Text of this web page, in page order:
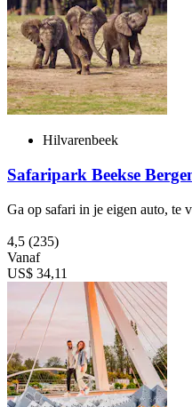
Hilvarenbeek
Safaripark Beekse
Ga op safari in je eigen auto, te
4,5 (235)
Vanaf
US$ 34,11